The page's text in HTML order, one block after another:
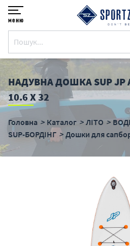
меню
НАДУВНА ДОШКА SUP JP
10.6 Х 32
Головна Каталог ЛІТО
SUP-БОРДІНГ
Дошки для